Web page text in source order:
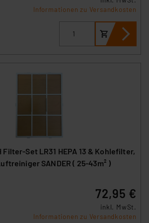
Informationen zu Versandkosten
Filter-Set LR31 HEPA 13 & Kohlefilter,
SANDER ( 25-43m² )
72,95 €
inkl. MwSt.
Informationen zu Versandkosten